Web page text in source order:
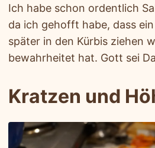
Ich habe schon ordentlich
da ich gehofft habe, dass
später in den Kürbis ziehen
bewahrheitet hat. Gott sei
Kratzen und